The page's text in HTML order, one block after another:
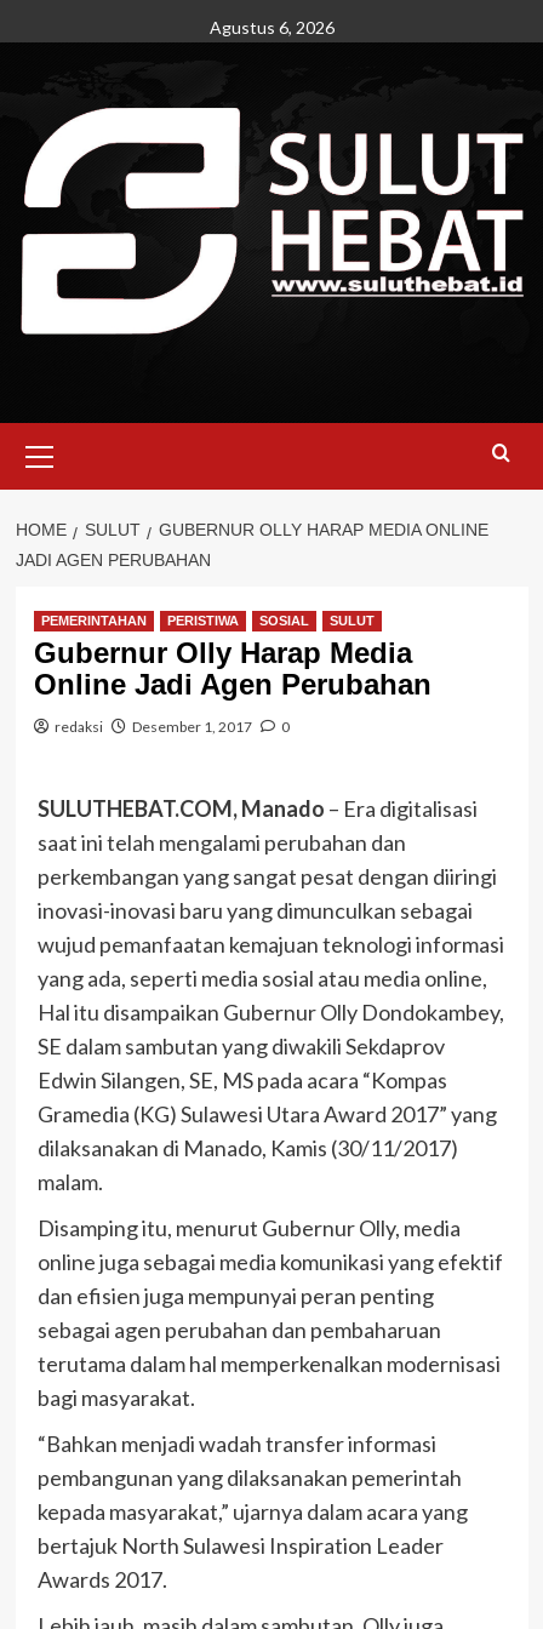
to
Agustus 6, 2026
Menu
HOME SULUT
GUBERNUR OLLY HARAP MEDIA ONLINE
JADI AGEN PERUBAHAN
PEMERINTAHAN PERISTIWA SOSIAL SULUT
Gubernur Olly Harap Media
Online Jadi Agen Perubahan
redaksi Desember 1, 2017 0
SULUTHEBAT.COM, Manado – Era digitalisasi
saat ini telah mengalami perubahan dan
perkembangan yang sangat pesat dengan diiringi
inovasi-inovasi baru yang dimunculkan sebagai
wujud pemanfaatan kemajuan teknologi informasi
yang ada, seperti media sosial atau media online,
Hal itu disampaikan Gubernur Olly Dondokambey,
SE dalam sambutan yang diwakili Sekdaprov
Edwin Silangen, SE, MS pada acara “Kompas
Gramedia (KG) Sulawesi Utara Award 2017” yang
dilaksanakan di Manado, Kamis (30/11/2017)
malam.
Disamping itu, menurut Gubernur Olly, media
online juga sebagai media komunikasi yang efektif
dan efisien juga mempunyai peran penting
sebagai agen perubahan dan pembaharuan
terutama dalam hal memperkenalkan modernisasi
bagi masyarakat.
“Bahkan menjadi wadah transfer informasi
pembangunan yang dilaksanakan pemerintah
kepada masyarakat,” ujarnya dalam acara yang
bertajuk North Sulawesi Inspiration Leader
Awards 2017.